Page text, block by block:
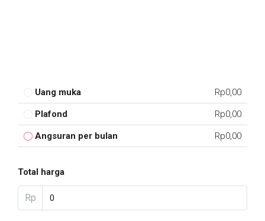
Uang muka Rp0,00
Plafond Rp0,00
Angsuran per bulan Rp0,00
Total harga
Rp